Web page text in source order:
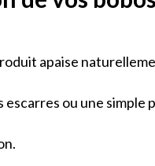
apaise
ou une simple